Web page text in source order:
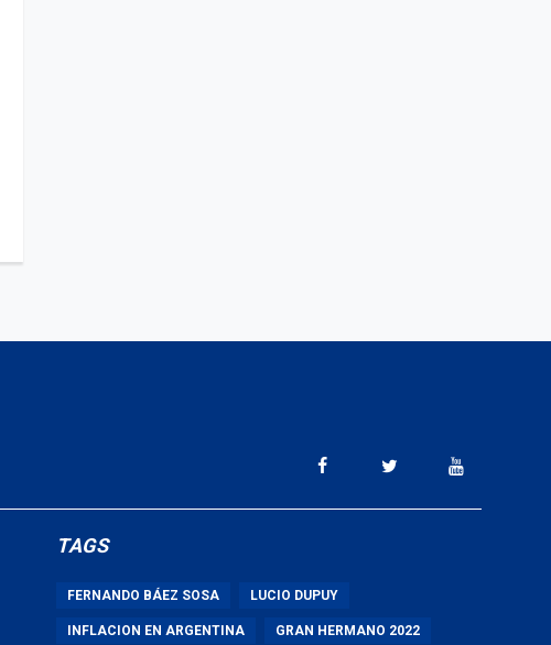
TAGS
FERNANDO BÁEZ SOSA LUCIO DUPUY
INFLACION EN ARGENTINA GRAN HERMANO 2022